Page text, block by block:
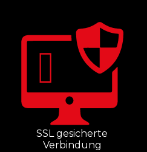
SSL gesicherte
Verbindung